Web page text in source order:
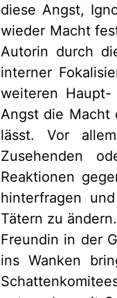
diese Angst,
wieder Macht
Autorin durch
interner
weiteren
Angst die Macht
lässt. Vor
Zusehenden
Reaktionen
hinterfragen
Tätern zu
Freundin in der
ins Wanken